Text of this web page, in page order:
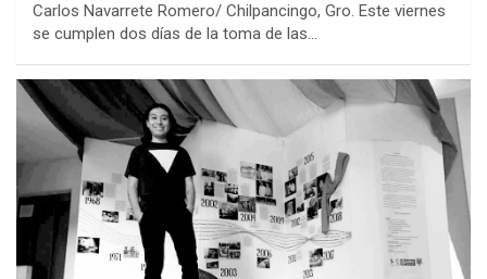
Carlos Navarrete Romero/ Chilpancingo, Gro. Este viernes
se cumplen dos días de la toma de las…